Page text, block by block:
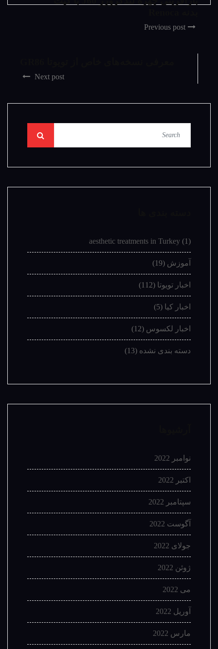
Previous post
Next post
aesthetic treatments in Turkey (1)
آموزش (19)
اخبار تویوتا (112)
اخبار کیا (5)
اخبار لکسوس (12)
دسته بندی نشده (13)
نوامبر 2022
اکتبر 2022
سپتامبر 2022
آگوست 2022
جولای 2022
ژوئن 2022
می 2022
آوریل 2022
مارس 2022